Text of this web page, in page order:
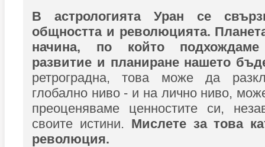
В астрологията Уран се
общността и революцията.
начина, по който
развитие и планиране нашето
ретроградна, това може да
глобално ниво - и на лично ниво,
преоценяваме ценностите си,
своите истини. Мислете за това
революция.